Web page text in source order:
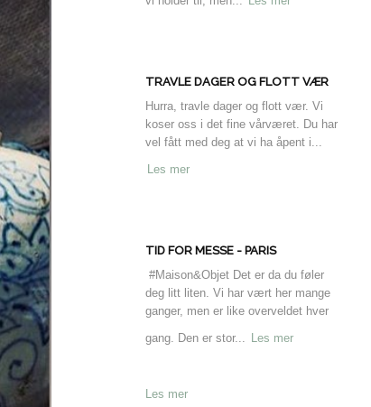
TRAVLE DAGER OG FLOTT VÆR
Hurra, travle dager og flott vær. Vi
koser oss i det fine vårværet. Du har
vel fått med deg at vi ha åpent i...
Les mer
TID FOR MESSE - PARIS
#Maison&Objet Det er da du føler
deg litt liten. Vi har vært her mange
ganger, men er like overveldet hver
gang. Den er stor... Les mer
Les mer